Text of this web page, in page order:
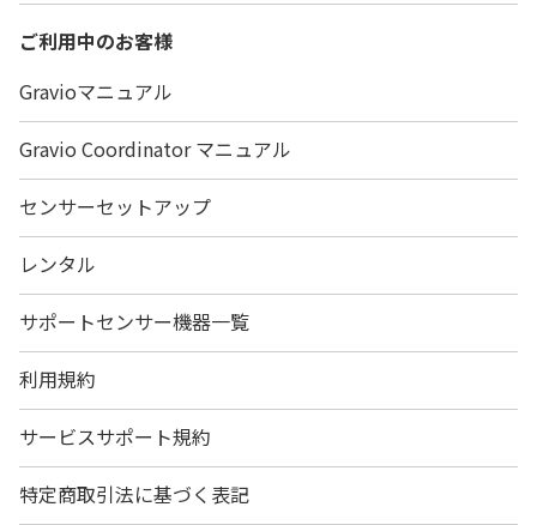
ご利用中のお客様
Gravioマニュアル
Gravio Coordinator マニュアル
センサーセットアップ
レンタル
サポートセンサー機器一覧
利用規約
サービスサポート規約
特定商取引法に基づく表記